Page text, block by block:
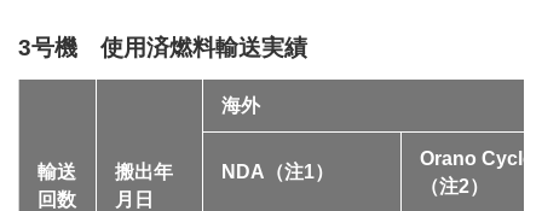
3号機 使用済燃料輸送実績
輸送
回数
搬出年
月日
海外
NDA（注1）
Orano Cycle
（注2）